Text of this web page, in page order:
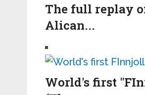
The full replay
Alican...
World's first